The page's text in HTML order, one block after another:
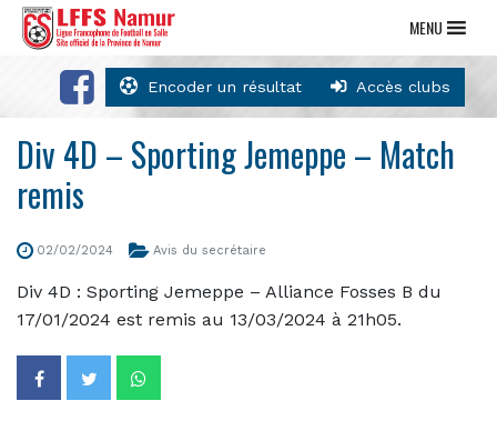
Encoder un résultat Accès clubs
MENU
Div 4D – Sporting Jemeppe – Match
remis
02/02/2024 Avis du secrétaire
Div 4D : Sporting Jemeppe – Alliance Fosses B du
17/01/2024 est remis au 13/03/2024 à 21h05.